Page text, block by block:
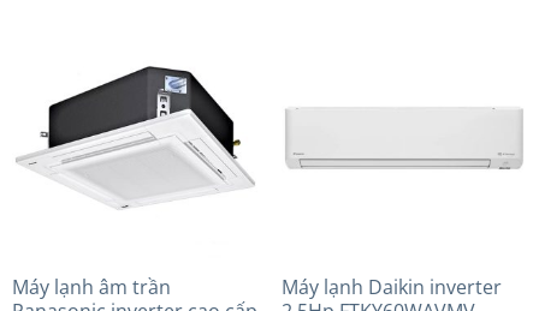
Máy lạnh âm trần
Máy lạnh Daikin inverter